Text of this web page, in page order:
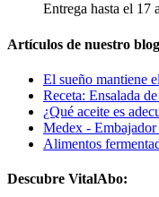
Entrega hasta el 17
Artículos de nuestro
El sueño mantiene
Receta: Ensalada
¿Qué aceite es
Medex -
Alimentos
Descubre VitalAbo: